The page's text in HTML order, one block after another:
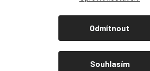
Odmítnout
Souhlasím
Vytvořil Shoptet
Copyright 2026 .
Upravit nastavení